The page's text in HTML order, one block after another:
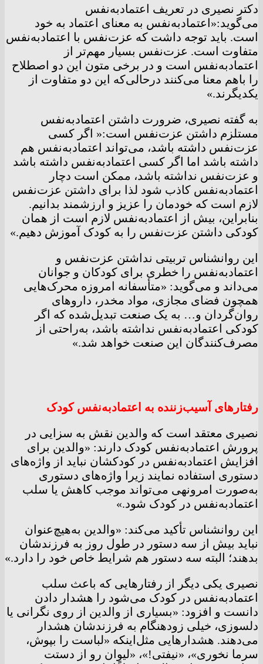
دکتر نصیری در تعریف اعتمادبه‌نفس
می‌گوید:«اعتمادبه‌نفس به معنای اعتماد به خود
است. باید توجه داشت که عزت‌نفس با اعتمادبه‌نفس
متفاوت است. عزت‌نفس بسیار مهم‌تر از
اعتمادبه‌نفس است و در برخی متون این دو اصطلاح
را باهم معنا می‌کنند درحالی‌که این دو متفاوت از
یکدیگرند.»
به گفته نصیری، ضرورت داشتن اعتمادبه‌نفس
مستلزم داشتن عزت‌نفس است:« اگر کسی
عزت‌نفس داشته باشد، می‌تواند اعتمادبه‌نفس هم
داشته باشد اما اگر کسی اعتمادبه‌نفس داشته باشد
و عزت‌نفس نداشته باشد، ممکن است دچار
اعتمادبه‌نفس کاذب شود لذا برای داشتن عزت‌نفس
لازم است که خودمان را عزیز و ارزشمند بدانیم.
بنابراین، بیش از اعتمادبه‌نفس لازم است از همان
کودکی داشتن عزت‌نفس را به کودک آموزش دهیم.»
این روانشناس تربیتی نداشتن عزت‌نفس و
اعتمادبه‌نفس را خطری برای کودکان و جوانان
می‌داند و می‌گوید: «متأسفانه امروزه محرک‌هایی
همچون فضای مجازی، مواد مخدر، داروهای
روان‌گردان و… به یک صنعت تبدیل‌شده که اگر
کودکی اعتمادبه‌نفس نداشته باشد، به‌راحتی از
مصرف‌کنندگان این صنعت خواهد شد.»
رفتارهای آسیب‌زننده به اعتمادبه‌نفس کودک
نصیری معتقد است که والدین نقش به سزایی در
پرورش اعتمادبه‌نفس کودک دارند: «والدین برای
افزایش اعتمادبه‌نفس در کودکشان نباید از واژه‌های
دستوری استفاده نمایند زیرا واژه‌های دستوری
به‌صورت امرونهی می‌تواند موجب کاهش یا سلب
اعتمادبه‌نفس در کودک شود.»
این روانشناس تأکید می‌کند: «والدین به‌هیچ‌عنوان
نباید بیش از سه دستور در طول روز به فرزندشان
بدهند؛ البته سه دستور هم شرایط خاص خود را دارد.»
نصیری یکی دیگر از رفتارهایی که باعث سلب
اعتمادبه‌نفس در کودک می‌شود را هشدار دادن
دانست و افزود: «بسیاری از والدین از روی نگرانی یا
دلسوزی، خیلی زودهنگام به فرزندشان هشدار
می‌دهند. هشدارهایی مثل‌اینکه «لباست را بپوش،
سرما نخوری»، «نیفتی!»، «لیوان رو از دستت